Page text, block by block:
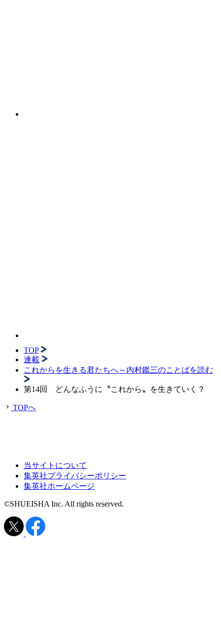
TOP
連載
これからを生きる君たちへ～内村鑑三のことばを読む
第14回 どんなふうに〝これから〟を生きていく？
TOPへ
当サイトについて
集英社プライバシーポリシー
集英社ホームページ
©SHUEISHA Inc. All rights reserved.